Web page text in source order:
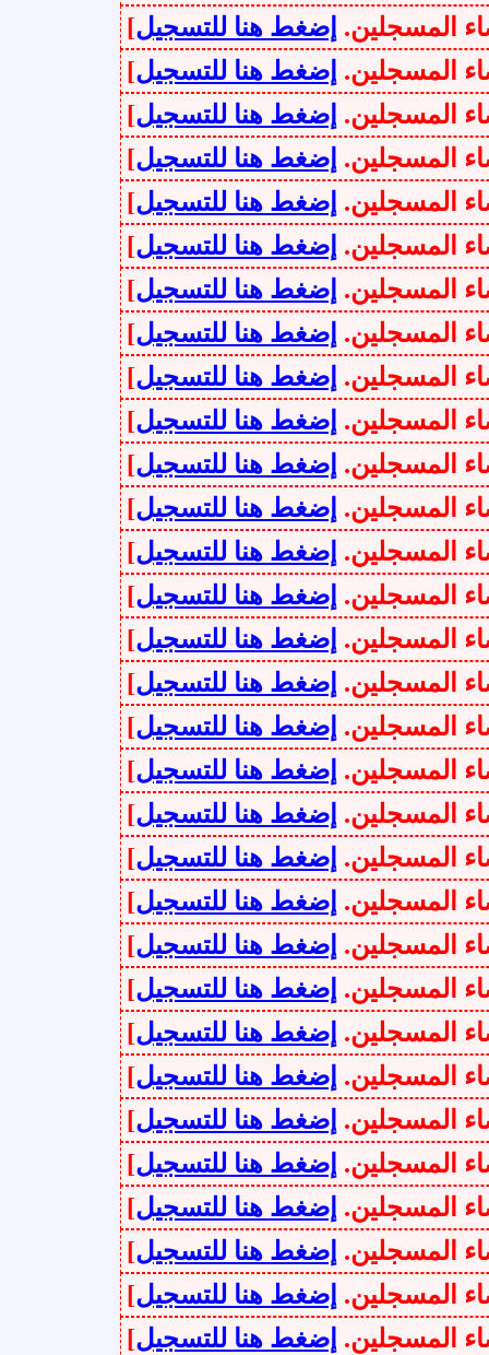
إضغط هنا للتسجيل]
إضغط هنا للتسجيل]
إضغط هنا للتسجيل]
إضغط هنا للتسجيل]
إضغط هنا للتسجيل]
إضغط هنا للتسجيل]
إضغط هنا للتسجيل]
إضغط هنا للتسجيل]
إضغط هنا للتسجيل]
إضغط هنا للتسجيل]
إضغط هنا للتسجيل]
إضغط هنا للتسجيل]
إضغط هنا للتسجيل]
إضغط هنا للتسجيل]
إضغط هنا للتسجيل]
إضغط هنا للتسجيل]
إضغط هنا للتسجيل]
إضغط هنا للتسجيل]
إضغط هنا للتسجيل]
إضغط هنا للتسجيل]
إضغط هنا للتسجيل]
إضغط هنا للتسجيل]
إضغط هنا للتسجيل]
إضغط هنا للتسجيل]
إضغط هنا للتسجيل]
إضغط هنا للتسجيل]
إضغط هنا للتسجيل]
إضغط هنا للتسجيل]
إضغط هنا للتسجيل]
إضغط هنا للتسجيل]
إضغط هنا للتسجيل]